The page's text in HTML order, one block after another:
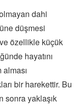
dahi
düşmesi
özellikle küçük
hayatını
bir harekettir. Bu
sonra yaklaşık